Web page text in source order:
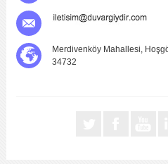
Merdivenköy Mahallesi,
34732